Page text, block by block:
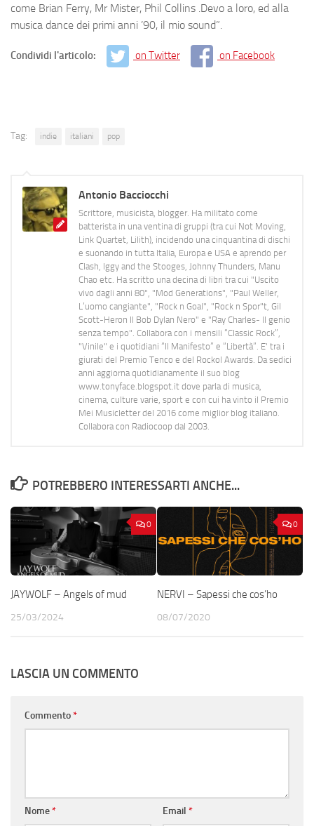
come Brian Ferry, Mr Mister, Phil Collins .Devo a loro, ed alla
musica dance dei primi anni ’90, il mio sound”.
Condividi l'articolo: on Twitter on Facebook
Tag: indie italiani pop
Antonio Bacciocchi
Scrittore, musicista, blogger. Ha militato come
batterista in una ventina di gruppi (tra cui Not Moving,
Link Quartet, Lilith), incidendo una cinquantina di dischi
e suonando in tutta Italia, Europa e USA e aprendo per
Clash, Iggy and the Stooges, Johnny Thunders, Manu
Chao etc. Ha scritto una decina di libri tra cui "Uscito
vivo dagli anni 80", "Mod Generations", "Paul Weller,
L’uomo cangiante", "Rock n Goal", "Rock n Spor"t, Gil
Scott-Heron Il Bob Dylan Nero" e "Ray Charles- Il genio
senza tempo". Collabora con i mensili “Classic Rock”,
"Vinile" e i quotidiani “Il Manifesto” e “Libertà”. E' tra i
giurati del Premio Tenco e del Rockol Awards. Da sedici
anni aggiorna quotidianamente il suo blog
www.tonyface.blogspot.it dove parla di musica,
cinema, culture varie, sport e con cui ha vinto il Premio
Mei Musicletter del 2016 come miglior blog italiano.
Collabora con Radiocoop dal 2003.
POTREBBERO INTERESSARTI ANCHE...
0
JAYWOLF – Angels of mud
25/03/2024
0
NERVI – Sapessi che cos’ho
08/07/2020
LASCIA UN COMMENTO
Commento*
Nome* Email *